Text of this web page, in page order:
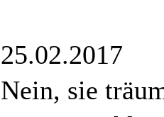
25.02.2017
Nein, sie